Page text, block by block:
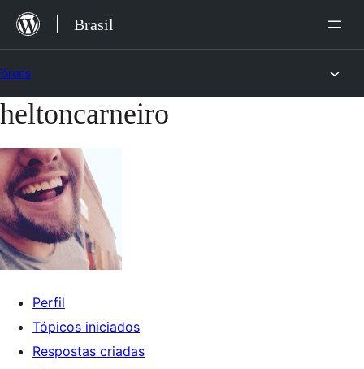
para
Brasil
Pular
o
conteúdo
heltoncarneiro
Perfil
Tópicos iniciados
Respostas criadas